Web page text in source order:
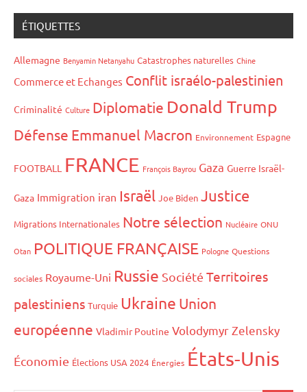
ÉTIQUETTES
Allemagne Benyamin Netanyahu Catastrophes naturelles Chine
Commerce et Echanges Conflit israélo-palestinien
Criminalité Culture Diplomatie Donald Trump
Défense Emmanuel Macron Environnement Espagne
FOOTBALL FRANCE François Bayrou Gaza Guerre Israël-
Gaza Immigration iran Israël Joe Biden Justice
Migrations Internationales Notre sélection Nucléaire ONU
Otan POLITIQUE FRANÇAISE Pologne Questions
sociales Royaume-Uni Russie Société Territoires
palestiniens Turquie Ukraine Union
européenne Vladimir Poutine Volodymyr Zelensky
Économie Élections USA 2024 Énergies États-Unis